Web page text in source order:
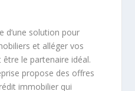
d’une solution pour
et alléger vos
le partenaire idéal.
propose des offres
immobilier qui